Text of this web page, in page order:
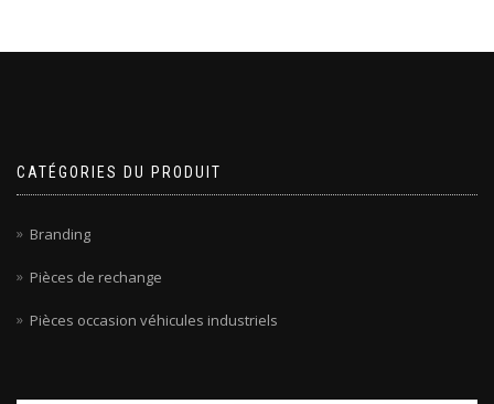
CATÉGORIES DU PRODUIT
Branding
Pièces de rechange
Pièces occasion véhicules industriels